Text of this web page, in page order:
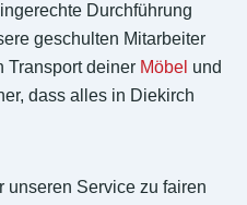
Durchführung
geschulten Mitarbeiter
Transport deiner Möbel und
dass alles in Diekirch
unseren Service zu fairen